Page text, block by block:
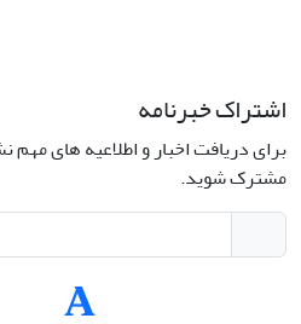
اشتراک خبرنامه
برای دریافت اخبار و اطلاعیه های مهم
مشترک شوید.